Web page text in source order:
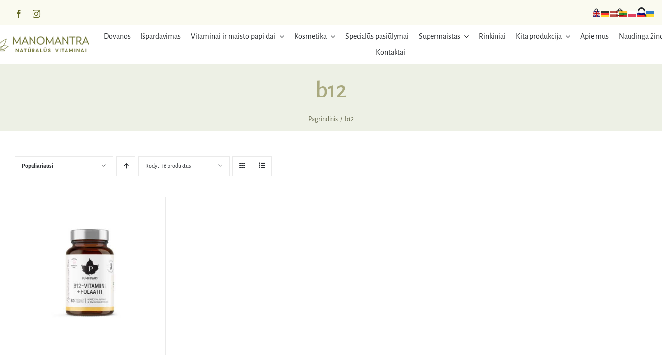
turinį
Dovanos Išpardavimas Vitaminai ir maisto papildai Kosmetika Specialūs pasiūlymai Supermaistas Rinkiniai Kita produkcija Apie mus
Naudinga
Kontaktai
b12
Pagrindinis b12
Populiariausi Rodyti 16 produktus